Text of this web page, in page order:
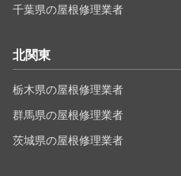
千葉県の屋根修理業者
北関東
栃木県の屋根修理業者
群馬県の屋根修理業者
茨城県の屋根修理業者